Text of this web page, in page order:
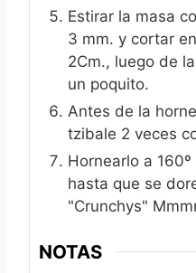
Estirar la masa
3 mm. y cortar
2Cm., luego de
un poquito.
Antes de la
tzibale 2 veces
Hornearlo a
hasta que se
"Crunchys"
NOTAS